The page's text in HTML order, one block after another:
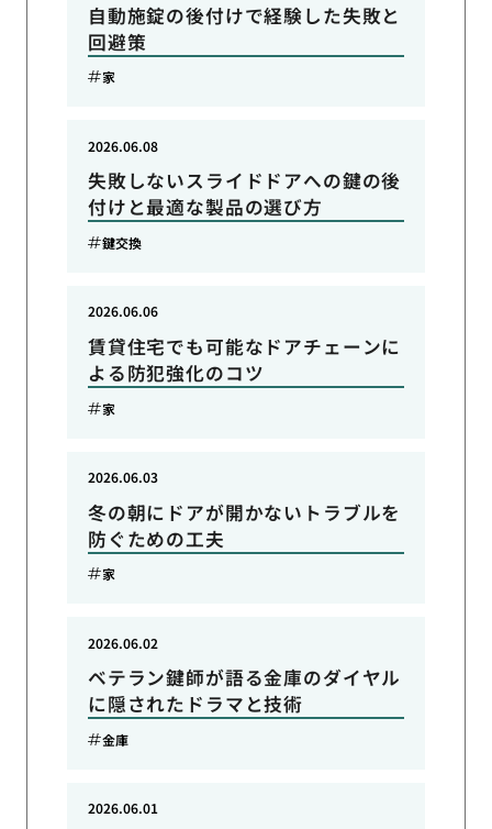
自動施錠の後付けで経験した失敗と
回避策
家
失敗しないスライドドアへの鍵の後
付けと最適な製品の選び方
2026.06.08
鍵交換
賃貸住宅でも可能なドアチェーンに
よる防犯強化のコツ
2026.06.06
家
冬の朝にドアが開かないトラブルを
防ぐための工夫
2026.06.03
家
ベテラン鍵師が語る金庫のダイヤル
に隠されたドラマと技術
2026.06.02
金庫
2026.06.01